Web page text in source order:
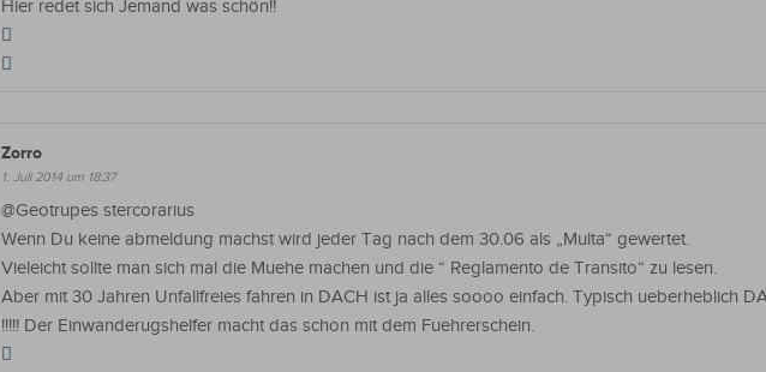
Hier redet sich Jemand was schön!!
Zorro
1. Juli 2014 um 18:37
@Geotrupes stercorarius
Wenn Du keine abmeldung machst wird jeder Tag nach dem 30.06 als „Multa“ gewertet.
Vieleicht sollte man sich mal die Muehe machen und die “ Reglamento de Transito“ zu lesen.
Aber mit 30 Jahren Unfallfreies fahren in DACH ist ja alles soooo einfach. Typisch ueberheblich
!!!!! Der Einwanderugshelfer macht das schon mit dem Fuehrerschein.